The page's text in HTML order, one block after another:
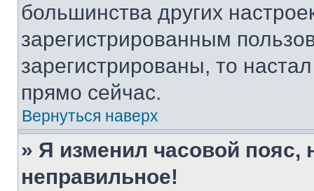
большинства других
зарегистрированным
зарегистрированы, то
прямо сейчас.
Вернуться наверх
» Я изменил часовой пояс,
неправильное!